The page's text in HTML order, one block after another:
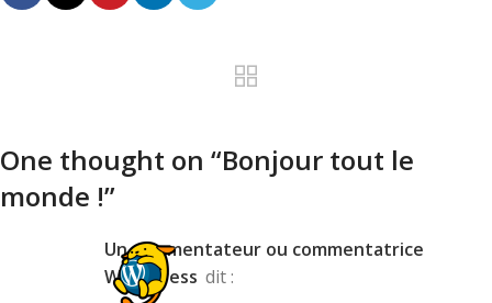
One thought on “Bonjour tout le
monde !”
Un commentateur ou commentatrice
WordPress dit :